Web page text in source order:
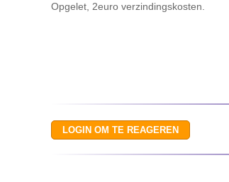
Opgelet, 2euro verzindingskosten.